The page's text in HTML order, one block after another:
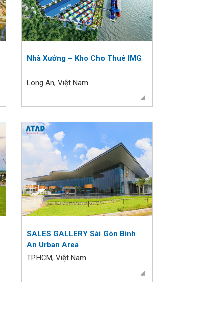
Nhà Xưởng – Kho Cho Thuê IMG
Long An, Việt Nam
SALES GALLERY Sài Gòn Bình
An Urban Area
TP.HCM, Việt Nam